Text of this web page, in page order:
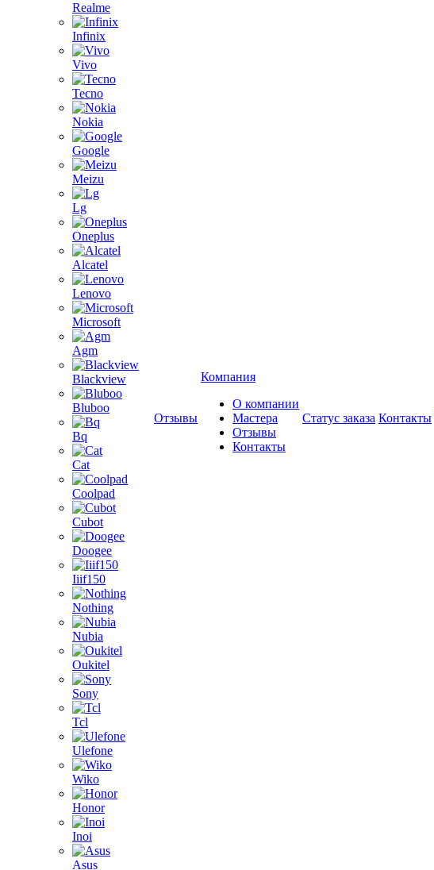
Realme
Infinix
Vivo
Tecno
Nokia
Google
Meizu
Lg
Oneplus
Alcatel
Lenovo
Microsoft
Agm
Blackview
Bluboo
Bq
Cat
Coolpad
Cubot
Doogee
Iiif150
Nothing
Nubia
Oukitel
Sony
Tcl
Ulefone
Wiko
Honor
Inoi
Asus
Отзывы
Компания
О компании
Мастера
Отзывы
Контакты
Статус заказа Контакты